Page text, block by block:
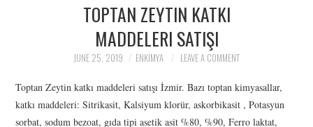
ÜRÜNLER: SITRIK ASIT,
POTASYUM SORBAT,
ASKORBIK ASIT,
KALSIYUM, LAKTIK ASIT
TOPTAN ZEYTIN KATKI
MADDELERI SATIŞI
JUNE 25, 2019 ENKIMYA LEAVE A COMMENT
Toptan Zeytin katkı maddeleri satışı İzmir. Bazı toptan kimyasallar,
katkı maddeleri: Sitrikasit, Kalsiyum klorür, askorbikasit , Potasyun
sorbat, sodum bezoat, gıda tipi asetik asit %80, %90, Ferro laktat,